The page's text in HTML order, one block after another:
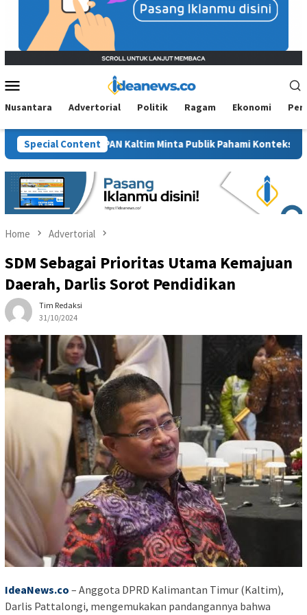
Menu
Nusantara Advertorial Politik Ragam Ekonomi
Special Content
BM PAN Kaltim Minta Publik Pahami Konteks Pidato Secara
Home Advertorial
SDM Sebagai Prioritas Utama Kemajuan
Daerah, Darlis Sorot Pendidikan
Tim Redaksi
31/10/2024
IdeaNews.co – Anggota DPRD Kalimantan Timur (Kaltim),
Darlis Pattalongi, mengemukakan pandangannya bahwa